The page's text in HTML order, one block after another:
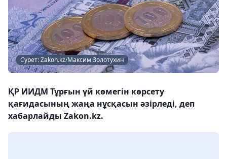
Сурет: Zakon.kz/Максим Золотухин
ҚР ИИДМ Тұрғын үй көмегін көрсету
қағидасының жаңа нұсқасын әзірледі, деп
хабарлайды Zakon.kz.